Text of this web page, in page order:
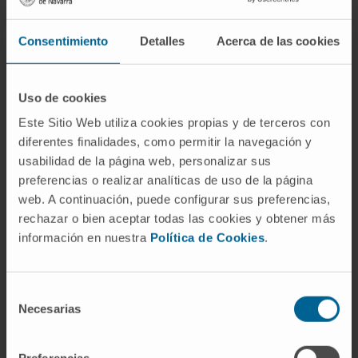
Consentimiento Detalles Acerca de las cookies
Uso de cookies
Este Sitio Web utiliza cookies propias y de terceros con
diferentes finalidades, como permitir la navegación y
usabilidad de la página web, personalizar sus
preferencias o realizar analíticas de uso de la página
web. A continuación, puede configurar sus preferencias,
rechazar o bien aceptar todas las cookies y obtener más
información en nuestra Política de Cookies.
Necesarias
En investigación
nacionales e internacionales en revistas
científicas.
Ha escrito más de 10
naciones e internacionales relacionados
con su especialidad.